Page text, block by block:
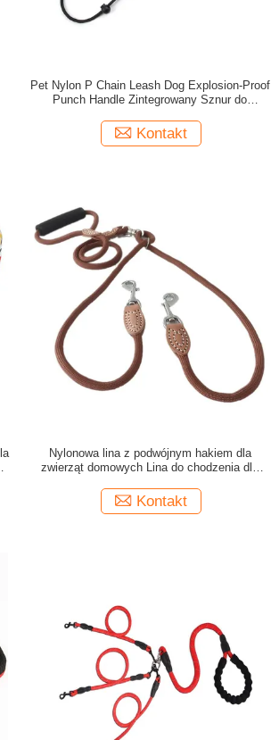
Pet Nylon P Chain Leash Dog Explosion-Proof
Punch Handle Zintegrowany Sznur do
Kontakt
Nylonowa lina z podwójnym hakiem dla
zwierząt domowych Lina do chodzenia dla
Kontakt